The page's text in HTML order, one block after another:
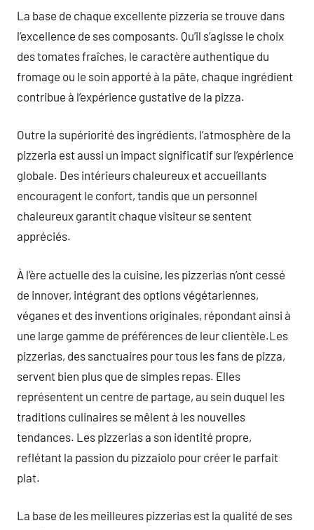
La base de chaque excellente pizzeria se trouve dans
l’excellence de ses composants. Qu’il s’agisse le choix
des tomates fraîches, le caractère authentique du
fromage ou le soin apporté à la pâte, chaque ingrédient
contribue à l’expérience gustative de la pizza.
Outre la supériorité des ingrédients, l’atmosphère de la
pizzeria est aussi un impact significatif sur l’expérience
globale. Des intérieurs chaleureux et accueillants
encouragent le confort, tandis que un personnel
chaleureux garantit chaque visiteur se sentent
appréciés.
À l’ère actuelle des la cuisine, les pizzerias n’ont cessé
de innover, intégrant des options végétariennes,
véganes et des inventions originales, répondant ainsi à
une large gamme de préférences de leur clientèle.Les
pizzerias, des sanctuaires pour tous les fans de pizza,
servent bien plus que de simples repas. Elles
représentent un centre de partage, au sein duquel les
traditions culinaires se mêlent à les nouvelles
tendances. Les pizzerias a son identité propre,
reflétant la passion du pizzaiolo pour créer le parfait
plat.
La base de les meilleures pizzerias est la qualité de ses